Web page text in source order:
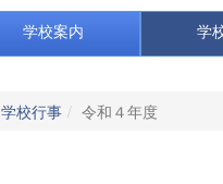
学校案内 学
学校行事 令和４年度